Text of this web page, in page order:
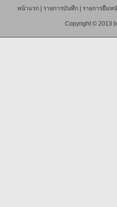
หน้าแรก| รายการบันทึก| รายการยืมห
Copyright © 2013